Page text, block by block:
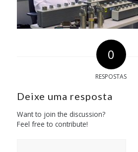
0
RESPOSTAS
Deixe uma resposta
Want to join the discussion?
Feel free to contribute!